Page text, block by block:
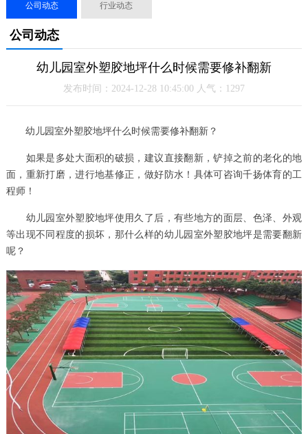
公司动态 行业动态
公司动态
幼儿园室外塑胶地坪什么时候需要修补翻新
发布时间：2024-12-28 10:45:00 人气：1297
幼儿园室外塑胶地坪什么时候需要修补翻新？
如果是多处大面积的破损，建议直接翻新，铲掉之前的老化的地
面，重新打磨，进行地基修正，做好防水！具体可咨询千扬体育的工
程师！
幼儿园室外塑胶地坪使用久了后，有些地方的面层、色泽、外观
等出现不同程度的损坏，那什么样的幼儿园室外塑胶地坪是需要翻新
呢？